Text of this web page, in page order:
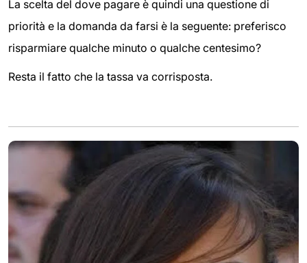
La scelta del dove pagare è quindi una questione di
priorità e la domanda da farsi è la seguente: preferisco
risparmiare qualche minuto o qualche centesimo?
Resta il fatto che la tassa va corrisposta.